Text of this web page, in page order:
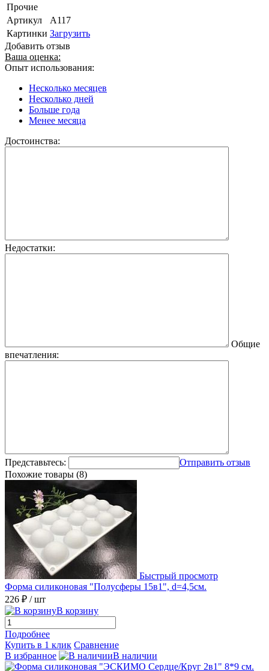
Прочие
Артикул
А117
Картинки Загрузить
Добавить отзыв
Ваша оценка:
Опыт использования:
Несколько месяцев
Несколько дней
Больше года
Менее месяца
Достоинства:
Недостатки:
Общие
впечатления:
Представьтесь:
Отправить отзыв
Похожие товары (8)
Быстрый просмотр
Форма силиконовая "Полусферы 15в1", d=4,5см.
226 ₽ / шт
В корзину
Подробнее
Купить в 1 клик Сравнение
В избранное
В наличии